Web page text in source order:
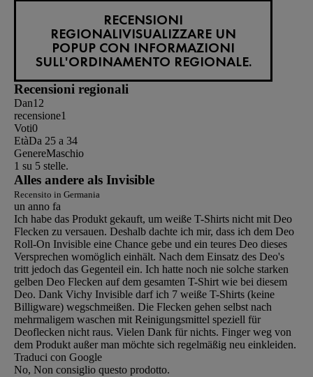
RECENSIONI
REGIONALIVISUALIZZARE UN
POPUP CON INFORMAZIONI
SULL'ORDINAMENTO REGIONALE.
Recensioni regionali
Dan12
recensione1
Voti0
EtàDa 25 a 34
GenereMaschio
1 su 5 stelle.
Alles andere als Invisible
Recensito in Germania
un anno fa
Ich habe das Produkt gekauft, um weiße T-Shirts nicht mit Deo
Flecken zu versauen. Deshalb dachte ich mir, dass ich dem Deo
Roll-On Invisible eine Chance gebe und ein teures Deo dieses
Versprechen womöglich einhält. Nach dem Einsatz des Deo's
tritt jedoch das Gegenteil ein. Ich hatte noch nie solche starken
gelben Deo Flecken auf dem gesamten T-Shirt wie bei diesem
Deo. Dank Vichy Invisible darf ich 7 weiße T-Shirts (keine
Billigware) wegschmeißen. Die Flecken gehen selbst nach
mehrmaligem waschen mit Reinigungsmittel speziell für
Deoflecken nicht raus. Vielen Dank für nichts. Finger weg von
dem Produkt außer man möchte sich regelmäßig neu einkleiden.
Traduci con Google
No, Non consiglio questo prodotto.